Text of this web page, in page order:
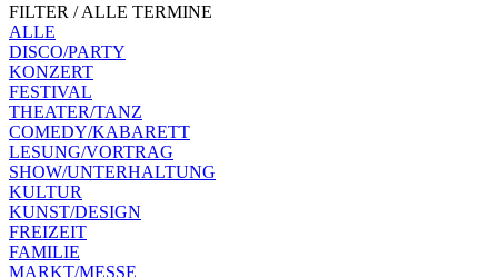
FILTER / ALLE TERMINE
ALLE
DISCO/PARTY
KONZERT
FESTIVAL
THEATER/TANZ
COMEDY/KABARETT
LESUNG/VORTRAG
SHOW/UNTERHALTUNG
KULTUR
KUNST/DESIGN
FREIZEIT
FAMILIE
MARKT/MESSE